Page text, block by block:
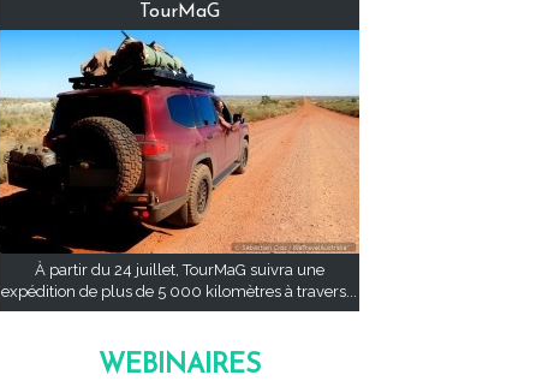
TourMaG
À partir du 24 juillet, TourMaG suivra une
expédition de plus de 5 000 kilomètres à travers...
WEBINAIRES